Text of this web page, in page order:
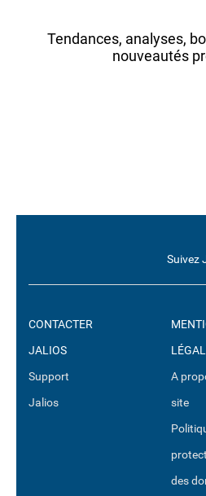
Tendances, analyses,
nouveautés
Suivez
CONTACTER
JALIOS
Support
Jalios
A
site
des